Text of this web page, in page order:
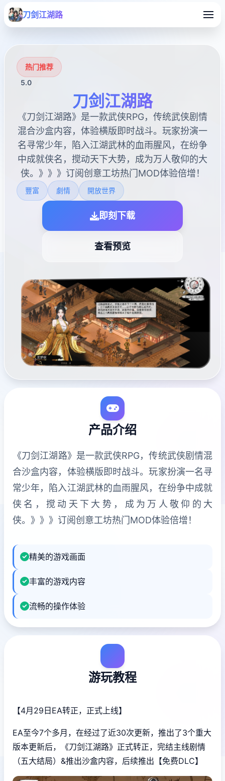
刀剑江湖路
热门推荐
5.0
刀剑江湖路
《刀剑江湖路》是一款武侠RPG，传统武侠剧情
混合沙盒内容，体验横版即时战斗。玩家扮演一
名寻常少年，陷入江湖武林的血雨腥风，在纷争
中成就侠名，搅动天下大势，成为万人敬仰的大
侠。》》》订阅创意工坊热门MOD体验倍增！
豐富 劇情 開放世界
即刻下载
查看预览
产品介绍
《刀剑江湖路》是一款武侠RPG，传统武侠剧情混
合沙盒内容，体验横版即时战斗。玩家扮演一名寻
常少年，陷入江湖武林的血雨腥风，在纷争中成就
侠名，搅动天下大势，成为万人敬仰的大
侠。》》》订阅创意工坊热门MOD体验倍增！
精美的游戏画面
丰富的游戏内容
流畅的操作体验
游玩教程
【4月29日EA转正，正式上线】
EA至今7个多月，在经过了近30次更新，推出了3个重大
版本更新后，《刀剑江湖路》正式转正，完结主线剧情
（五大结局）&推出沙盒内容，后续推出【免费DLC】